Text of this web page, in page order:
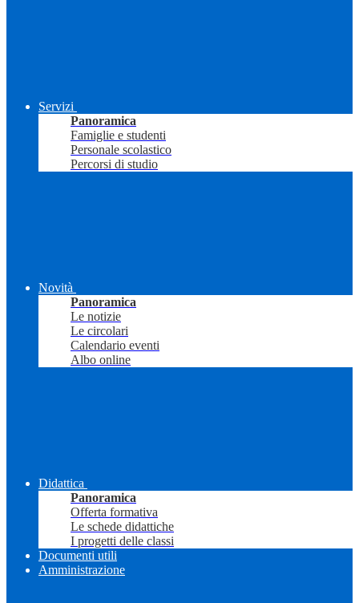
Servizi
Panoramica
Famiglie e studenti
Personale scolastico
Percorsi di studio
Novità
Panoramica
Le notizie
Le circolari
Calendario eventi
Albo online
Didattica
Panoramica
Offerta formativa
Le schede didattiche
I progetti delle classi
Documenti utili
Amministrazione